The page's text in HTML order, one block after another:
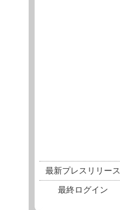
最新プレスリリース
最終ログイン